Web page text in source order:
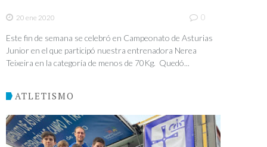
20 ene 2020 0
Este fin de semana se celebró en Campeonato de Asturias
Junior en el que participó nuestra entrenadora Nerea
Teixeira en la categoría de menos de 70Kg. Quedó...
ATLETISMO